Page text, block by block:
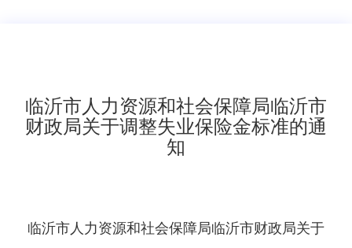
​临沂市人力资源和社会保障局临沂市
财政局关于调整失业保险金标准的通
知
临沂市人力资源和社会保障局临沂市财政局关于